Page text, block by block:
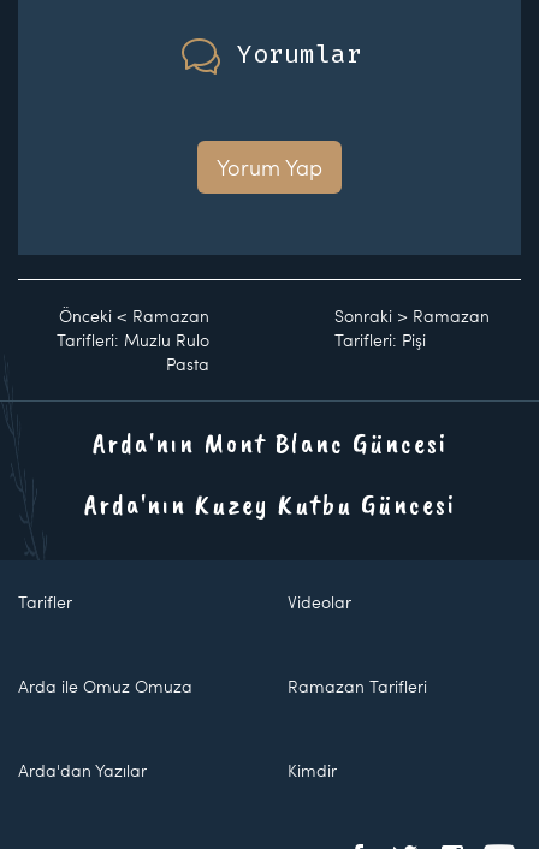
Yorumlar
Yorum Yap
Önceki < Ramazan
Tarifleri: Muzlu Rulo
Pasta
Sonraki > Ramazan
Tarifleri: Pişi
Arda'nın Mont Blanc Güncesi
Arda'nın Kuzey Kutbu Güncesi
Tarifler Videolar
Arda ile Omuz Omuza Ramazan Tarifleri
Arda'dan Yazılar Kimdir